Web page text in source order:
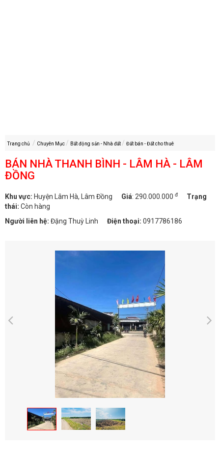
Trang chủ Chuyên Mục Bất động sản - Nhà đất Đất bán - Đất cho thuê
BÁN NHÀ THANH BÌNH - LÂM HÀ - LÂM
ĐỒNG
Khu vực: Huyện Lâm Hà, Lâm Đồng Giá: 290.000.000 đ
Trạng
thái: Còn hàng
Người liên hệ: Đặng Thuỳ Linh Điện thoại: 0917786186